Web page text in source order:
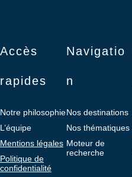
Accès
rapides
Notre philosophie
L’équipe
Mentions légales
Politique de
confidentialité
Navigatio
n
Nos destinations
Nos thématiques
Moteur de
recherche